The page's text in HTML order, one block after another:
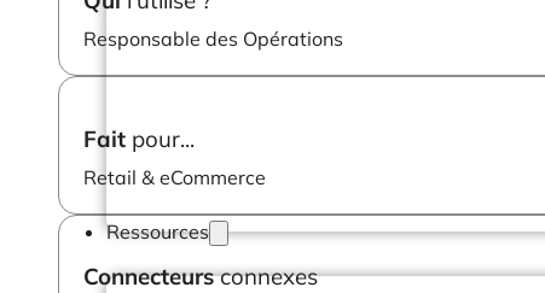
Ressources
Responsable des Opérations
Fait pour...
Retail & eCommerce
Connecteursconnexes